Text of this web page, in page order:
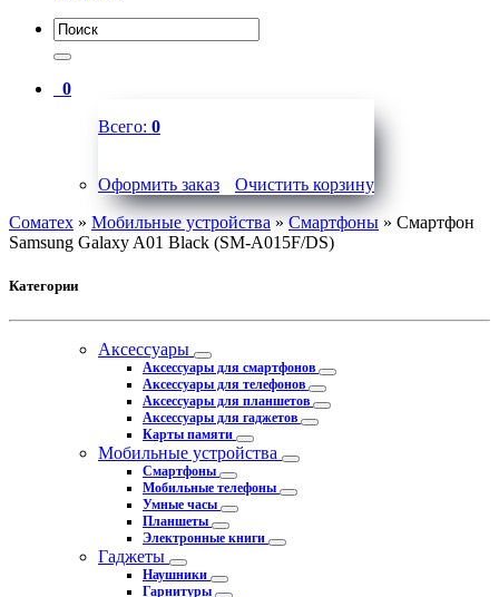
0
Всего: 0
Оформить заказ
Очистить корзину
Соматех » Мобильные устройства»Смартфоны » Смартфон
Samsung Galaxy A01 Black (SM-A015F/DS)
Категории
Аксессуары
Аксессуары для смартфонов
Аксессуары для телефонов
Аксессуары для планшетов
Аксессуары для гаджетов
Карты памяти
Мобильные устройства
Смартфоны
Мобильные телефоны
Умные часы
Планшеты
Электронные книги
Гаджеты
Наушники
Гарнитуры